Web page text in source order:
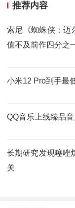
推荐内容
索尼《蜘蛛侠：迈
值不及前作四分之
小米12 Pro到手最
QQ音乐上线臻品
长期研究发现噻唑
关